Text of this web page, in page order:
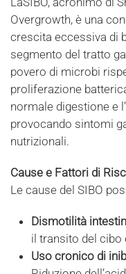
Overgrowth, è una
crescita eccessiva di
segmento del tratto
povero di microbi
proliferazione
normale digestione e
provocando sintomi
nutrizionali.
Cause e Fattori di
Le cause del SIBO
Dismotilità
il transito del cibo
Uso cronico di